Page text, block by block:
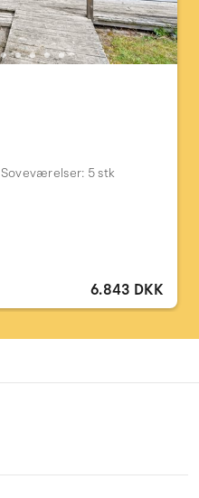
Soveværelser: 5 stk
6.843 DKK